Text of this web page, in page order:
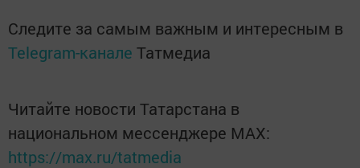
Следите за самым важным и интересным в
Telegram-канале Татмедиа
Читайте новости Татарстана в
национальном мессенджере MАХ:
https://max.ru/tatmedia